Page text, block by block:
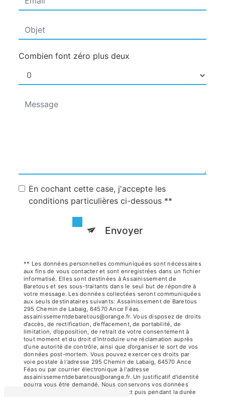
Combien font zéro plus deux
En cochant cette case, j'accepte les
conditions particulières ci-dessous **
Envoyer
** Les données personnelles communiquées sont nécessaires
aux fins de vous contacter et sont enregistrées dans un fichier
informatisé. Elles sont destinées à Assainissement de
Baretous et ses sous-traitants dans le seul but de répondre à
votre message. Les données collectées seront communiquées
aux seuls destinataires suivants: Assainissement de Baretous
295 Chemin de Labaig, 64570 Ance Féas
assainissementdebaretous@orange.fr. Vous disposez de droits
d’accès, de rectification, d’effacement, de portabilité, de
limitation, d’opposition, de retrait de votre consentement à
tout moment et du droit d’introduire une réclamation auprès
d’une autorité de contrôle, ainsi que d’organiser le sort de vos
données post-mortem. Vous pouvez exercer ces droits par
voie postale à l'adresse 295 Chemin de Labaig, 64570 Ance
Féas ou par courrier électronique à l'adresse
assainissementdebaretous@orange.fr. Un justificatif d'identité
pourra vous être demandé. Nous conservons vos données
pendant la période de prise de contact puis pendant la durée